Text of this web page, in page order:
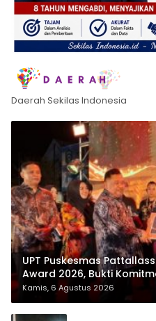
Daerah Sekilas Indonesia
UPT Puskesmas
Award 2026, Bukti
Kesehatan Berkualitas
Kamis, 6 Agustus 2026